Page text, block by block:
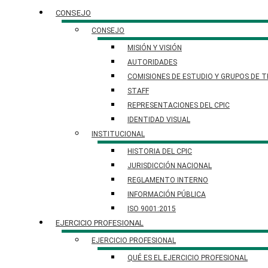
CONSEJO
CONSEJO
MISIÓN Y VISIÓN
AUTORIDADES
COMISIONES DE ESTUDIO Y GRUPOS DE
STAFF
REPRESENTACIONES DEL CPIC
IDENTIDAD VISUAL
INSTITUCIONAL
HISTORIA DEL CPIC
JURISDICCIÓN NACIONAL
REGLAMENTO INTERNO
INFORMACIÓN PÚBLICA
ISO 9001:2015
EJERCICIO PROFESIONAL
EJERCICIO PROFESIONAL
QUÉ ES EL EJERCICIO PROFESIONAL